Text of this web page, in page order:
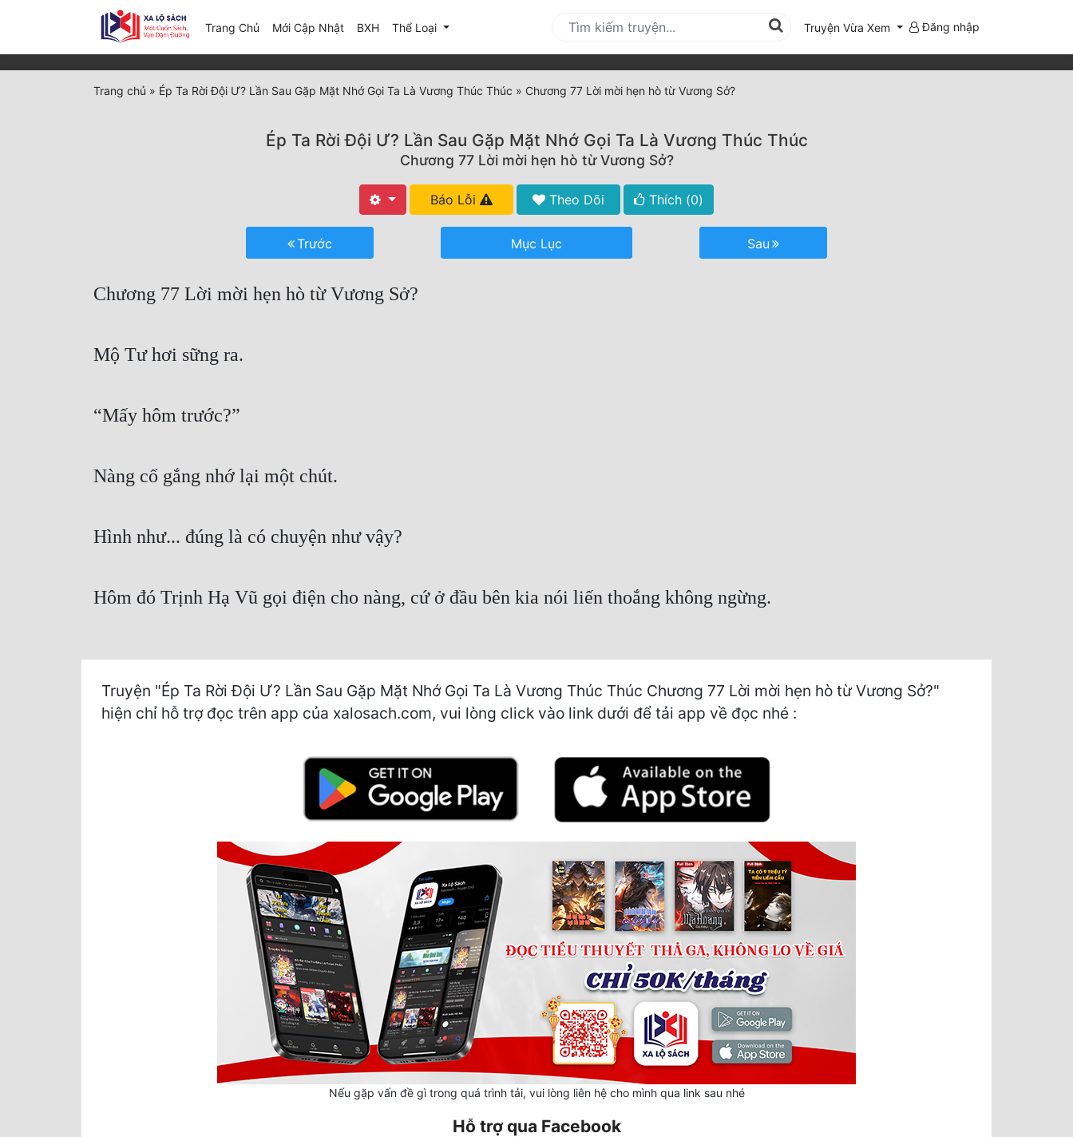
Trang Chủ Mới Cập Nhật(current)
BXH Thể Loại Truyện Vừa Xem Đăng nhập
Trang chủ » Ép Ta Rời Đội Ư? Lần Sau Gặp Mặt Nhớ Gọi Ta Là Vương Thúc Thúc » Chương 77 Lời mời hẹn hò từ Vương Sở?
Ép Ta Rời Đội Ư? Lần Sau Gặp Mặt Nhớ Gọi Ta Là Vương Thúc Thúc
Chương 77 Lời mời hẹn hò từ Vương Sở?
Báo Lỗi Theo Dõi Thích (0)
Trước Mục Lục Sau
Chương 77 Lời mời hẹn hò từ Vương Sở?
Mộ Tư hơi sững ra.
“Mấy hôm trước?”
Nàng cố gắng nhớ lại một chút.
Hình như... đúng là có chuyện như vậy?
Hôm đó Trịnh Hạ Vũ gọi điện cho nàng, cứ ở đầu bên kia nói liến thoắng không ngừng.
Truyện "Ép Ta Rời Đội Ư? Lần Sau Gặp Mặt Nhớ Gọi Ta Là Vương Thúc Thúc Chương 77 Lời mời hẹn hò từ Vương Sở?"
hiện chỉ hỗ trợ đọc trên app của xalosach.com, vui lòng click vào link dưới để tải app về đọc nhé :
Nếu gặp vấn đề gì trong quá trình tải, vui lòng liên hệ cho mình qua link sau nhé
Hỗ trợ qua Facebook